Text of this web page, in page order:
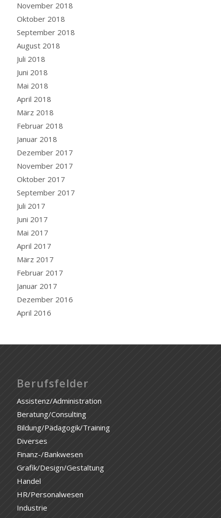
November 2018
Oktober 2018
September 2018
August 2018
Juli 2018
Juni 2018
Mai 2018
April 2018
März 2018
Februar 2018
Januar 2018
Dezember 2017
November 2017
Oktober 2017
September 2017
Juli 2017
Juni 2017
Mai 2017
April 2017
März 2017
Februar 2017
Januar 2017
Dezember 2016
April 2016
Berufsfelder
Assistenz/Administration
Beratung/Consulting
Bildung/Pädagogik/Training
Diverses
Finanz-/Bankwesen
Grafik/Design/Gestaltung
Handel
HR/Personalwesen
Industrie